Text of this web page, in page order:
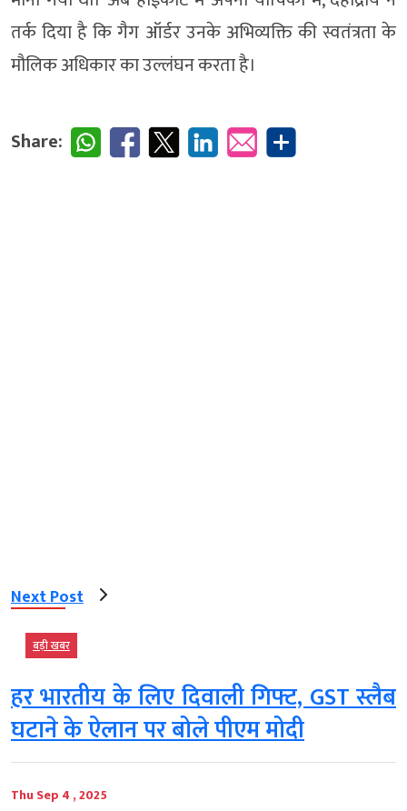
तर्क दिया है कि गैग ऑर्डर उनके अभिव्यक्ति की स्वतंत्रता के
मौलिक अधिकार का उल्लंघन करता है।
Share:
Next Post
बड़ी खबर
हर भारतीय के लिए दिवाली गिफ्ट, GST स्लैब
घटाने के ऐलान पर बोले पीएम मोदी
Thu Sep 4 , 2025